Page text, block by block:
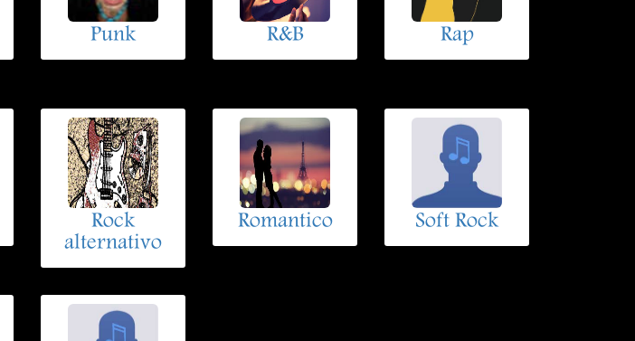
Punk R&B Rap
Rock
alternativo
Romantico Soft Rock